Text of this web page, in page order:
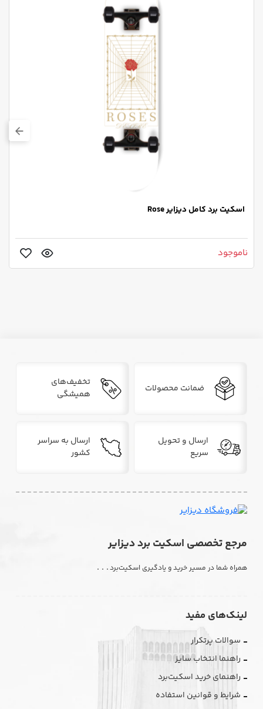
اسکیت برد کامل دیزایر Rose
ناموجود
ضمانت محصولات
تخفیف‌های
همیشگی
ارسال و تحویل
سریع
ارسال به سراسر
کشور
مرجع تخصصی اسکیت برد دیزایر
همراه شما در مسیر خرید و یادگیری اسکیت‌برد. . .
لینک‌های مفید
سوالات پرتکرار
راهنما انتخاب سایز
راهنمای خرید اسکیت‌برد
شرایط و قوانین استفاده